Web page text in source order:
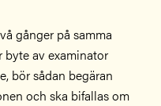
gånger på samma
byte av examinator
bör sådan begäran
och ska bifallas om